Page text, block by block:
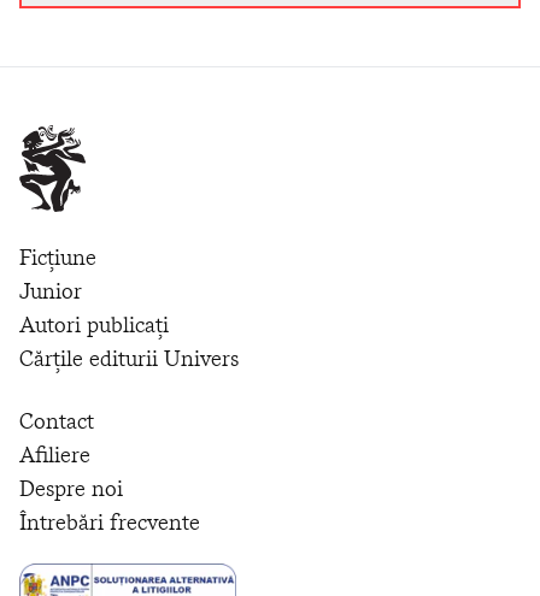
Ficțiune
Junior
Autori publicați
Cărțile editurii Univers
Contact
Afiliere
Despre noi
Întrebări frecvente